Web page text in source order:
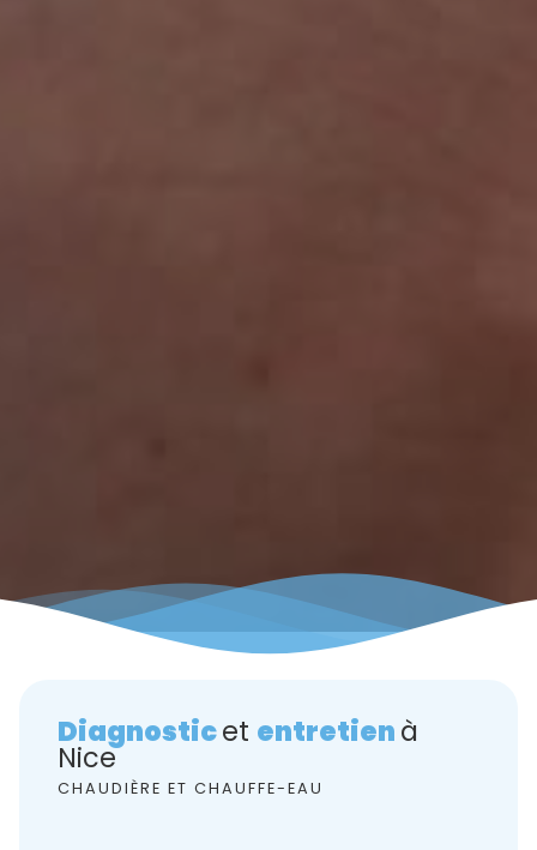
Diagnosticet entretienà
Nice
CHAUDIÈRE ET CHAUFFE-EAU